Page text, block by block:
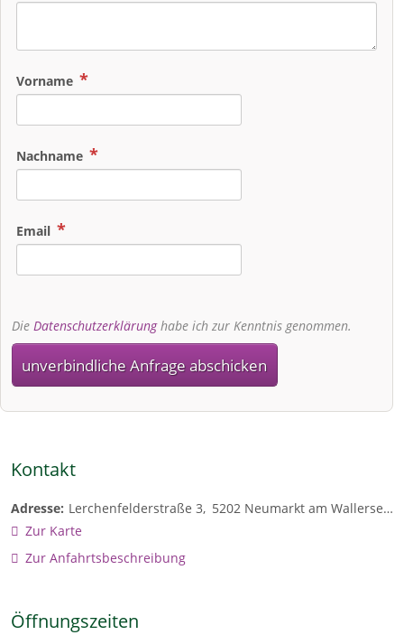
Vorname
Nachname
Email
Die Datenschutzerklärunghabe ich zur Kenntnis genommen.
unverbindliche Anfrage abschicken
Kontakt
Adresse: Lerchenfelderstraße 3 5202 Neumarkt am Wallersee
Zur Karte
Zur Anfahrtsbeschreibung
Öffnungszeiten